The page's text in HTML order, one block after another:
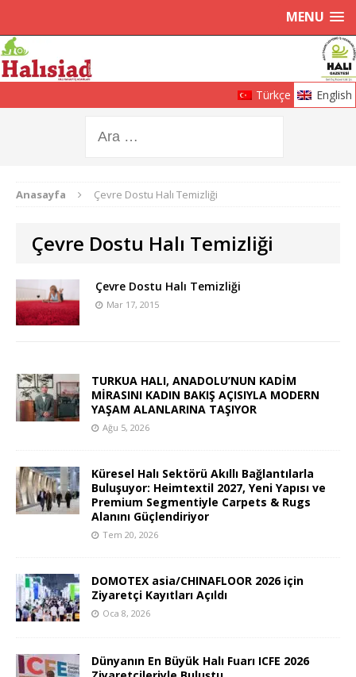
MENU
Türkçe English
Anasayfa Çevre Dostu Halı Temizliği
Çevre Dostu Halı Temizliği
Çevre Dostu Halı Temizliği
Mar 17, 2015
TURKUA HALI, ANADOLU’NUN KADİM
MİRASINI KADIN BAKIŞ AÇISIYLA MODERN
YAŞAM ALANLARINA TAŞIYOR
Ağu 5, 2026
Küresel Halı Sektörü Akıllı Bağlantılarla
Buluşuyor: Heimtextil 2027, Yeni Yapısı ve
Premium Segmentiyle Carpets & Rugs
Alanını Güçlendiriyor
Tem 20, 2026
DOMOTEX asia/CHINAFLOOR 2026 için
Ziyaretçi Kayıtları Açıldı
Oca 8, 2026
Dünyanın En Büyük Halı Fuarı ICFE 2026